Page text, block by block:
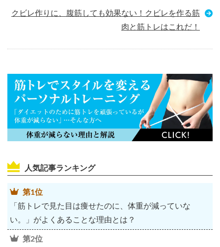
クビレ作りに、腹筋しても効果ない！クビレを作る筋
肉と筋トレはこれだ！
人気記事ランキング
第1位
「筋トレで見た目は痩せたのに、体重が減っていな
い。」がよくあることな理由とは？
第2位